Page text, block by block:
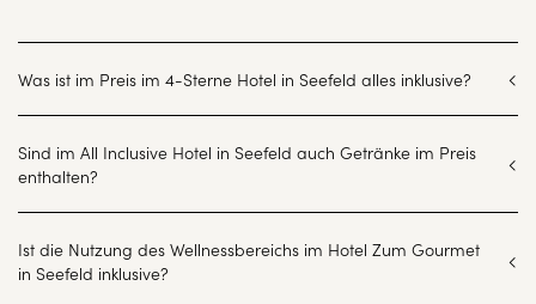
Was ist im Preis im 4-Sterne Hotel in Seefeld alles inklusive?
Sind im All Inclusive Hotel in Seefeld auch Getränke im Preis
enthalten?
Ist die Nutzung des Wellnessbereichs im Hotel Zum Gourmet
in Seefeld inklusive?